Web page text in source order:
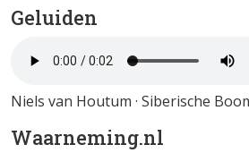
Geluiden
Niels van Houtum · Siberische
Waarneming.nl